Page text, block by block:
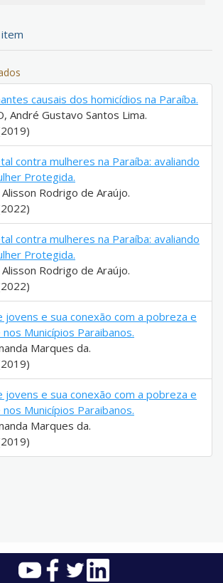
causais dos homicídios na Paraíba.
André Gustavo Santos Lima.
contra mulheres na Paraíba: avaliando
Protegida.
Rodrigo de Araújo.
contra mulheres na Paraíba: avaliando
Protegida.
Rodrigo de Araújo.
jovens e sua conexão com a pobreza e
Municípios Paraibanos.
Marques da.
jovens e sua conexão com a pobreza e
Municípios Paraibanos.
Marques da.